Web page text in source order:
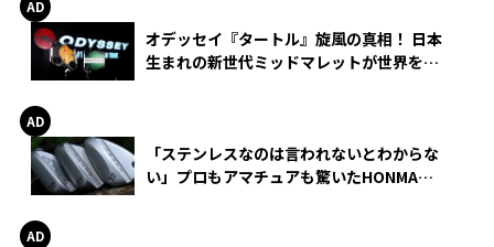
オデッセイ『タートル』旋風の真相！ 日本
生まれの新世代ミッドマレットが世界を席
「ステンレスなのは言われないとわからな
い」プロもアマチュアも驚いたHONMA